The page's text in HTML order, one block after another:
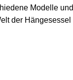
Modelle
der